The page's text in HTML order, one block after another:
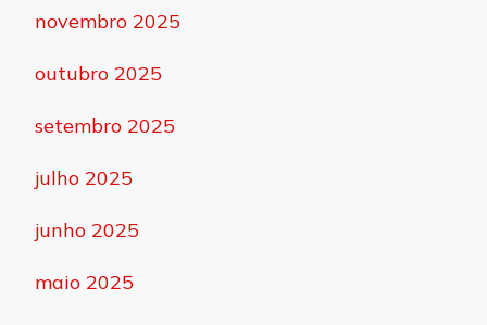
novembro 2025
outubro 2025
setembro 2025
julho 2025
junho 2025
maio 2025